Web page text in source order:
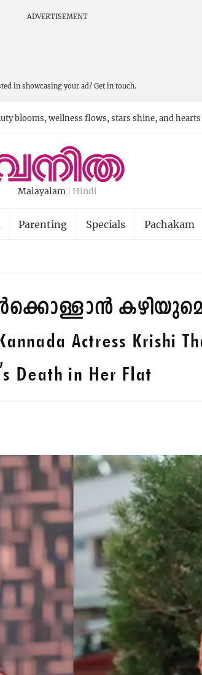
ADVERTISEMENT
in showcasing your ad? Get in touch.
blooms, wellness flows, stars shine, and
Malayalam Hindi
Parenting Specials Pachakam
Actress Krishi
Death in Her Flat